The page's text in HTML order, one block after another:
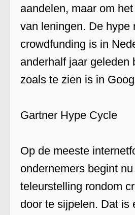
aandelen, maar om
van leningen. De hype
crowdfunding is in
anderhalf jaar geleden
zoals te zien is in
Gartner Hype Cycle
Op de meeste
ondernemers begint
teleurstelling rondom
door te sijpelen. Dat is